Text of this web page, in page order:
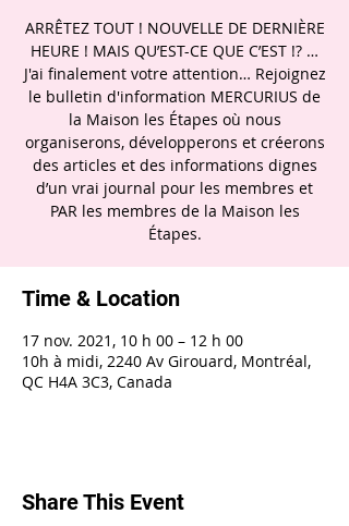
ARRÊTEZ TOUT ! NOUVELLE DE DERNIÈRE
HEURE ! MAIS QU’EST-CE QUE C’EST !? …
J'ai finalement votre attention… Rejoignez
le bulletin d'information MERCURIUS de
la Maison les Étapes où nous
organiserons, développerons et créerons
des articles et des informations dignes
d’un vrai journal pour les membres et
PAR les membres de la Maison les
Étapes.
Time & Location
17 nov. 2021, 10 h 00 – 12 h 00
10h à midi, 2240 Av Girouard, Montréal,
QC H4A 3C3, Canada
Share This Event